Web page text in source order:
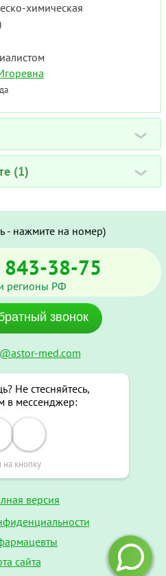
химическая
›
(1) ›
- нажмите на номер)
843-38-75
регионы РФ
звонок
med.com
Не стесняйтесь,
в мессенджер:
кнопку
версия
сайта